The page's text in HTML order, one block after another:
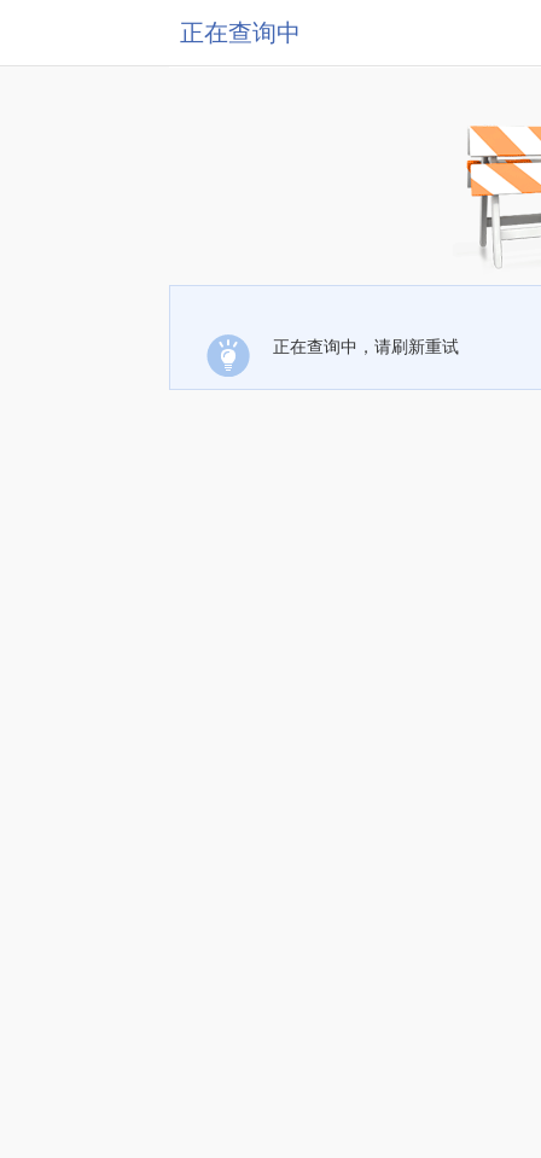
正在查询中
正在查询中，请刷新重试